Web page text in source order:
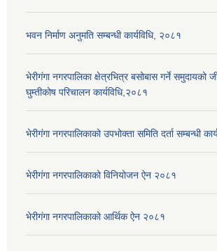
भवन निर्माण अनुमति सम्बन्धी कार्यविधि, २०८१
भेरीगंगा नगरपालिका क्षेत्रभित्र बसोबास गर्ने समुदायको
घुम्तीकोष परिचालन कार्यविधि,२०८१
भेरीगंगा नगरपालिकाको उपभोक्ता समिति दर्ता सम्बन्धी
भेरीगंगा नगरपालिकाको विनियोजन ऐन २०८१
भेरीगंगा नगरपालिकाको आर्थिक ऐन २०८१